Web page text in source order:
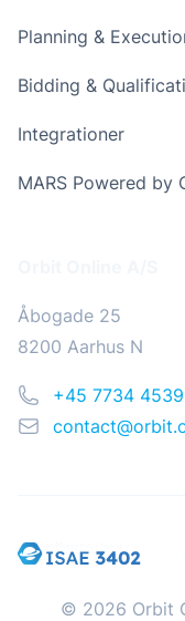
Planning &
Bidding &
Integrationer
MARS Powered by
Åbogade 25
8200 Aarhus N
Telefon+45 7734 4539
Email
© 2026 Orbit